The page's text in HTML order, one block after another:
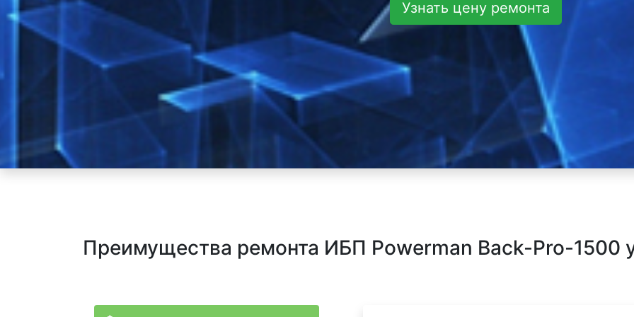
Узнать цену ремонта
Преимущества ремонта ИБП Powerman Back-Pro-1500